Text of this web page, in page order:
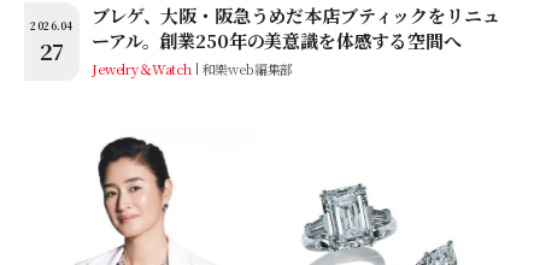
2026.04
27
ブレゲ、大阪・阪急うめだ本店ブティックをリニュ
ーアル。創業250年の美意識を体感する空間へ
Jewelry＆Watch 和樂web編集部